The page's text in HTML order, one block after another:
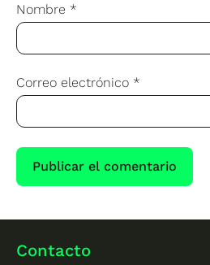
Nombre *
Correo electrónico *
Contacto